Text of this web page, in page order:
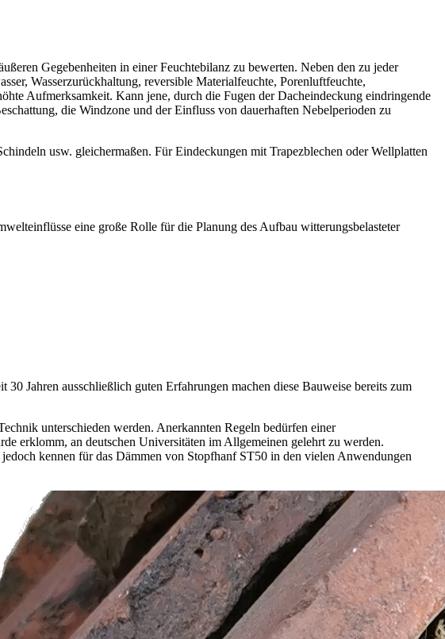
Gegebenheiten in einer Feuchtebilanz zu bewerten. Neben den zu jeder
Wasserzurückhaltung, reversible Materialfeuchte, Porenluftfeuchte,
Aufmerksamkeit. Kann jene, durch die Fugen der Dacheindeckung eindringende
die Windzone und der Einfluss von dauerhaften Nebelperioden zu
usw. gleichermaßen. Für Eindeckungen mit Trapezblechen oder Wellplatten
eine große Rolle für die Planung des Aufbau witterungsbelasteter
Jahren ausschließlich guten Erfahrungen machen diese Bauweise bereits zum
unterschieden werden. Anerkannten Regeln bedürfen einer
erklomm, an deutschen Universitäten im Allgemeinen gelehrt zu werden.
kennen für das Dämmen von Stopfhanf ST50 in den vielen Anwendungen